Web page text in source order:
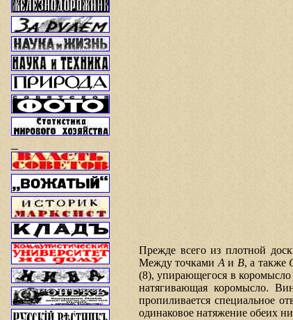
Прежде всего из плотной
Между точками A и B, а также
(8), упирающегося в коромысло
натягивающая коромысло.
пропиливается специальное
одинаковое натяжение обеих